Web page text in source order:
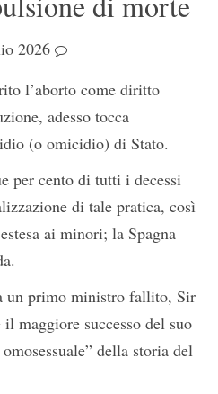
2026
l’aborto come diritto
adesso tocca
(o omicidio) di Stato.
per cento di tutti i decessi
di tale pratica, così
ai minori; la Spagna
un primo ministro fallito, Sir
maggiore successo del suo
della storia del